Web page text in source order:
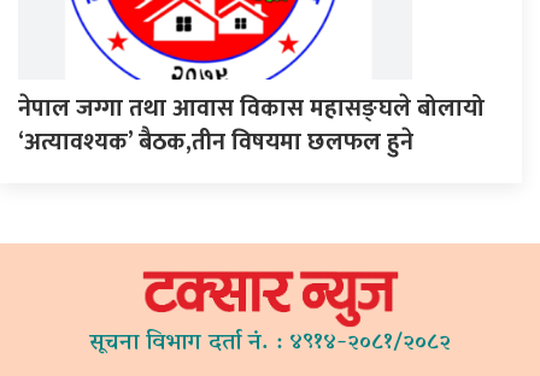
नेपाल जग्गा तथा आवास विकास महासङ्घले बोलायो
‘अत्यावश्यक’ बैठक,तीन विषयमा छलफल हुने
सूचना विभाग दर्ता नं. : ४९१४-२०८१/२०८२